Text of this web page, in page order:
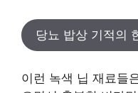
당뇨 밥상 기적의
이런 녹색 닙 재료들